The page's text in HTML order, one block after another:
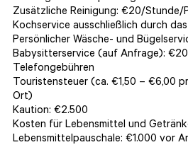
Zusätzliche Reinigung: €20/Stunde/
Kochservice ausschließlich durch
Persönlicher Wäsche- und
Babysitterservice (auf Anfrage):
Telefongebühren
Touristensteuer (ca. €1,50 – €6,00
Ort)
Kaution: €2.500
Kosten für Lebensmittel und
Lebensmittelpauschale: €1.000 vor